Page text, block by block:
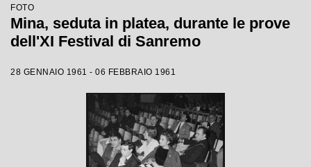
FOTO
Mina, seduta in platea, durante le prove
dell'XI Festival di Sanremo
28 GENNAIO 1961 - 06 FEBBRAIO 1961